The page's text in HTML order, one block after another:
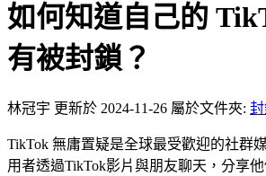
如何知道自己的
有被封鎖？
林冠宇 更新於 2024-11-26 屬於文件夾:
TikTok 無庸置疑是全球最受歡迎的社群
用者透過TikTok影片與朋友聊天，分享